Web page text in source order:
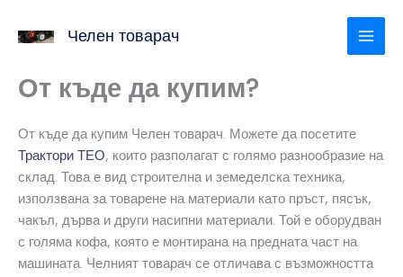
Челен товарач
От къде да купим?
От къде да купим Челен товарач. Можете да посетите
Трактори ТЕО, които разполагат с голямо разнообразие на
склад. Това е вид строителна и земеделска техника,
използвана за товарене на материали като пръст, пясък,
чакъл, дърва и други насипни материали. Той е оборудван
с голяма кофа, която е монтирана на предната част на
машината. Челният товарач се отличава с възможността